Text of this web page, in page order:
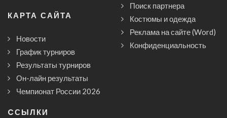
КАРТА САЙТА
Новости
График турниров
Результаты турниров
Он-лайн результаты
Чемпионат России 2026
Поиск партнера
Костюмы и одежда
Реклама на сайте (Word)
Конфиденциальность
CСЫЛКИ